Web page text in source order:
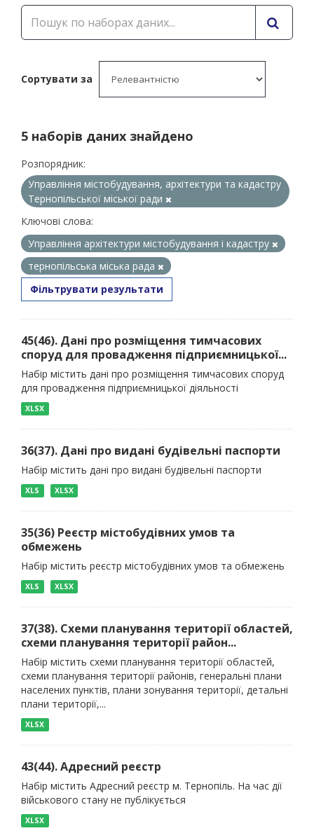
Сортувати за
5 наборів даних знайдено
Розпорядник:
Управління містобудування, архітектури та кадастру
Тернопільської міської ради
Ключові слова:
Управління архітектури містобудування і кадастру
тернопільська міська рада
Фільтрувати результати
45(46). Дані про розміщення тимчасових
споруд для провадження підприємницької...
Набір містить дані про розміщення тимчасових споруд
для провадження підприємницької діяльності
XLSX
36(37). Дані про видані будівельні паспорти
Набір містить дані про видані будівельні паспорти
XLS XLSX
35(36) Реєстр містобудівних умов та
обмежень
Набір містить реєстр містобудівних умов та обмежень
XLS XLSX
37(38). Схеми планування території областей,
схеми планування території район...
Набір містить схеми планування території областей,
схеми планування території районів, генеральні плани
населених пунктів, плани зонування території, детальні
плани території,...
XLSX
43(44). Адресний реєстр
Набір містить Адресний реєстр м. Тернопіль. На час дії
військового стану не публікується
XLSX